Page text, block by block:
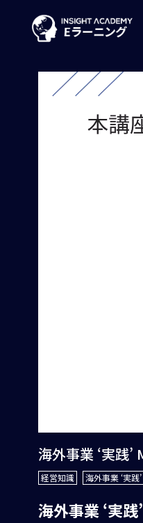
海外事業 ‘実践
経営知識 海外事業 ‘実践
海外事業 ‘実